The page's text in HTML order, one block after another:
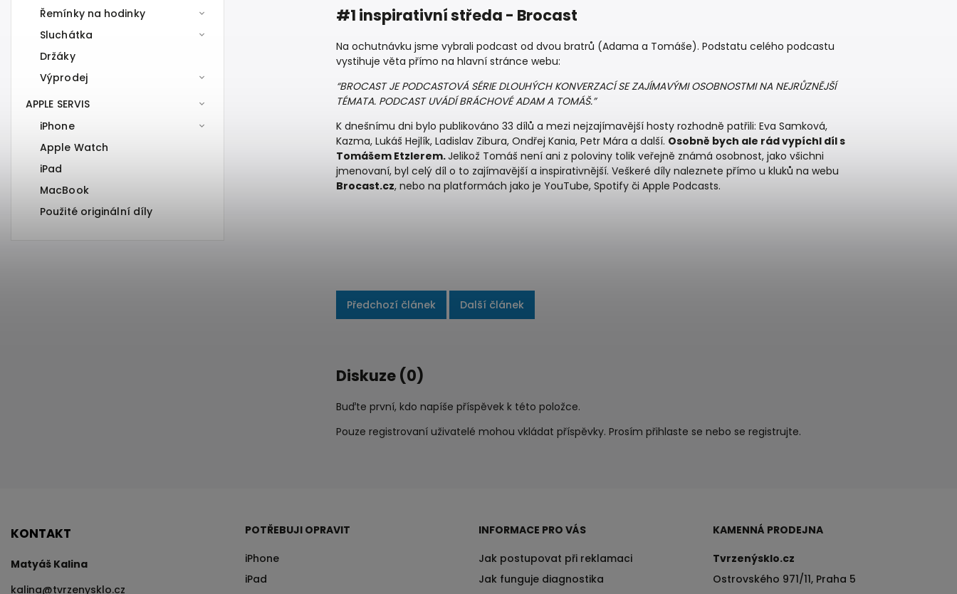
Řemínky na hodinky
Sluchátka
Držáky
Výprodej
APPLE SERVIS
iPhone
Apple Watch
iPad
MacBook
Použité originální díly
#1 inspirativní středa - Brocast
Na ochutnávku jsme vybrali podcast od dvou bratrů (Adama a Tomáše). Podstatu celého podcastu
vystihuje věta přímo na hlavní stránce webu:
“BROCAST JE PODCASTOVÁ SÉRIE DLOUHÝCH KONVERZACÍ SE ZAJÍMAVÝMI OSOBNOSTMI NA NEJRŮZNĚJŠÍ
TÉMATA. PODCAST UVÁDÍ BRÁCHOVÉ ADAM A TOMÁŠ.”
K dnešnímu dni bylo publikováno 33 dílů a mezi nejzajímavější hosty rozhodně patřili: Eva Samková,
Kazma, Lukáš Hejlík, Ladislav Zibura, Ondřej Kania, Petr Mára a další. Osobně bych ale rád vypíchl díl s
Tomášem Etzlerem.Jelikož Tomáš není ani z poloviny tolik veřejně známá osobnost, jako všichni
jmenovaní, byl celý díl o to zajímavější a inspirativnější. Veškeré díly naleznete přímo u kluků na webu
Brocast.cz, nebo na platformách jako je YouTube, Spotify či Apple Podcasts.
Předchozí článek Další článek
Diskuze (0)
Buďte první, kdo napíše příspěvek k této položce.
Pouze registrovaní uživatelé mohou vkládat příspěvky. Prosím přihlaste se nebo se registrujte.
KONTAKT
Matyáš Kalina
kalina@tvrzenysklo.cz
POTŘEBUJI OPRAVIT
iPhone
iPad
INFORMACE PRO VÁS
Jak postupovat při reklamaci
Jak funguje diagnostika
KAMENNÁ PRODEJNA
Tvrzenýsklo.cz
Ostrovského 971/11, Praha 5